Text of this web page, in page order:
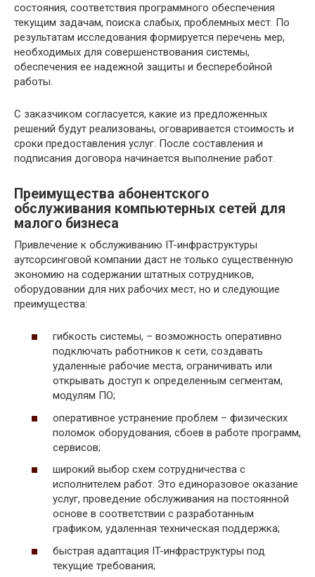
состояния, соответствия программного обеспечения
текущим задачам, поиска слабых, проблемных мест. По
результатам исследования формируется перечень мер,
необходимых для совершенствования системы,
обеспечения ее надежной защиты и бесперебойной
работы.
С заказчиком согласуется, какие из предложенных
решений будут реализованы, оговаривается стоимость и
сроки предоставления услуг. После составления и
подписания договора начинается выполнение работ.
Преимущества абонентского
обслуживания компьютерных сетей для
малого бизнеса
Привлечение к обслуживанию IT-инфраструктуры
аутсорсинговой компании даст не только существенную
экономию на содержании штатных сотрудников,
оборудовании для них рабочих мест, но и следующие
преимущества:
гибкость системы, – возможность оперативно
подключать работников к сети, создавать
удаленные рабочие места, ограничивать или
открывать доступ к определенным сегментам,
модулям ПО;
оперативное устранение проблем – физических
поломок оборудования, сбоев в работе программ,
сервисов;
широкий выбор схем сотрудничества с
исполнителем работ. Это единоразовое оказание
услуг, проведение обслуживания на постоянной
основе в соответствии с разработанным
графиком, удаленная техническая поддержка;
быстрая адаптация IT-инфраструктуры под
текущие требования;